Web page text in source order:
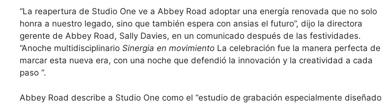
“La reapertura de Studio One ve a Abbey Road adoptar una energía renovada que no solo
honra a nuestro legado, sino que también espera con ansias el futuro”, dijo la directora
gerente de Abbey Road, Sally Davies, en un comunicado después de las festividades.
“Anoche multidisciplinario Sinergia en movimiento La celebración fue la manera perfecta de
marcar esta nueva era, con una noche que defendió la innovación y la creatividad a cada
paso “.
Abbey Road describe a Studio One como el “estudio de grabación especialmente diseñado